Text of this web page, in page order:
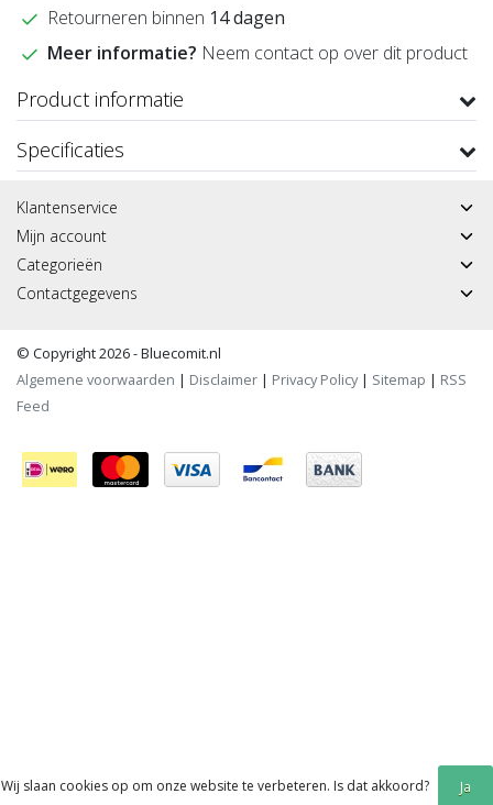
Retourneren binnen 14 dagen
Meer informatie? Neem contact op over dit product
Product informatie
Specificaties
Klantenservice
Mijn account
Categorieën
Contactgegevens
© Copyright 2026 - Bluecomit.nl
Algemene voorwaarden | Disclaimer | Privacy Policy| Sitemap | RSS
Feed
Wij slaan cookies op om onze website te verbeteren. Is dat akkoord? Ja